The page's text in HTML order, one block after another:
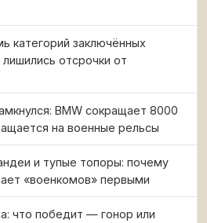
категорий заключённых
отсрочки от
BMW сокращает 8000
на военные рельсы
и тупые топоры: почему
«военкомов» первыми
что победит — гонор или